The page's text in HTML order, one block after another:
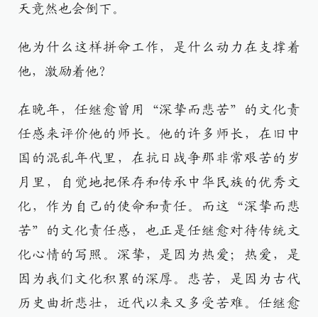
天竟然也会倒下。
他为什么这样拼命工作，是什么动力在支撑着
他，激励着他？
在晚年，任继愈曾用“深挚而悲苦”的文化责
任感来评价他的师长。他的许多师长，在旧中
国的混乱年代里，在抗日战争那非常艰苦的岁
月里，自觉地把保存和传承中华民族的优秀文
化，作为自己的使命和责任。而这“深挚而悲
苦”的文化责任感，也正是任继愈对待传统文
化心情的写照。深挚，是因为热爱；热爱，是
因为我们文化积累的深厚。悲苦，是因为古代
历史曲折悲壮，近代以来又多受苦难。任继愈